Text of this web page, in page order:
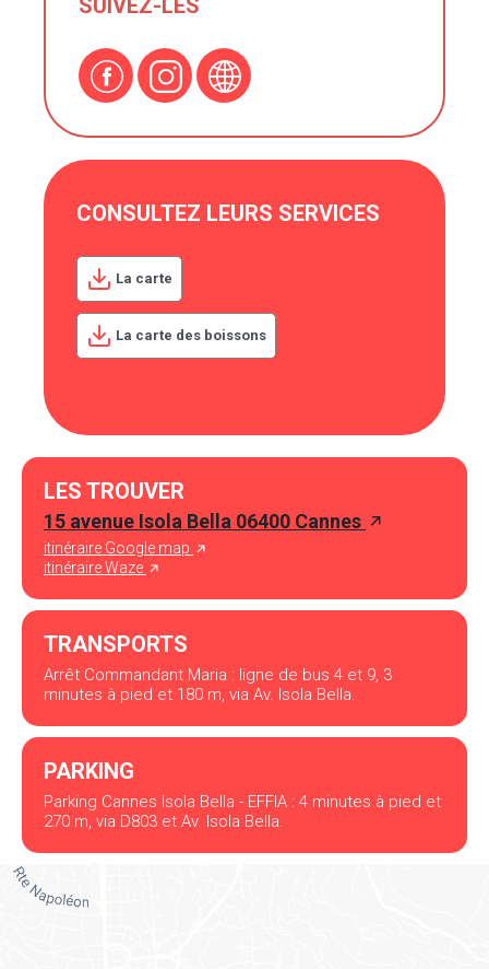
SUIVEZ-LES
CONSULTEZ LEURS SERVICES
La carte
La carte des boissons
LES TROUVER
15 avenue Isola Bella 06400 Cannes
itinéraire Google map
itinéraire Waze
TRANSPORTS
Arrêt Commandant Maria : ligne de bus 4 et 9, 3
minutes à pied et 180 m, via Av. Isola Bella.
PARKING
Parking Cannes Isola Bella - EFFIA : 4 minutes à pied et
270 m, via D803 et Av. Isola Bella.